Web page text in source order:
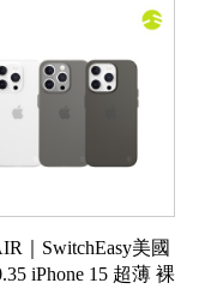
｜SwitchEasy美國
iPhone 15 超薄 裸